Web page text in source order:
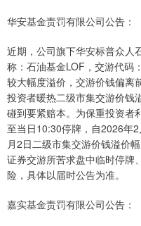
华安基金责罚有限公司公告：
近期，公司旗下华安标普众人
称：石油基金LOF，交游代码
较大幅度溢价，交游价钱偏离
投资者暖热二级市集交游价钱
碰到要紧赔本。为保重投资者
至当日10:30停牌，自2026年
月2日二级市集交游价钱溢价
证券交游所苦求盘中临时停牌
险，具体以届时公告为准。
嘉实基金责罚有限公司公告：